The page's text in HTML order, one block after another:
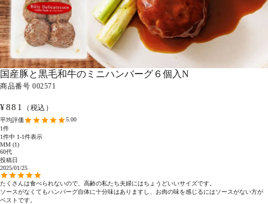
国産豚と黒毛和牛のミニハンバーグ６個入N
商品番号 002571
¥881 （税込）
5.00
1
1件中 1-1件表示
MM
1
60代
投稿日
2025/01/25
たくさんは食べられないので、高齢の私たち夫婦にはちょうどいいサイズです。
ソースがなくてもハンバーグ自体に十分味はありますし、お肉の味を感じるにはソースがない方が
ベストです。